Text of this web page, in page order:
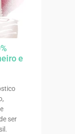
e
ser